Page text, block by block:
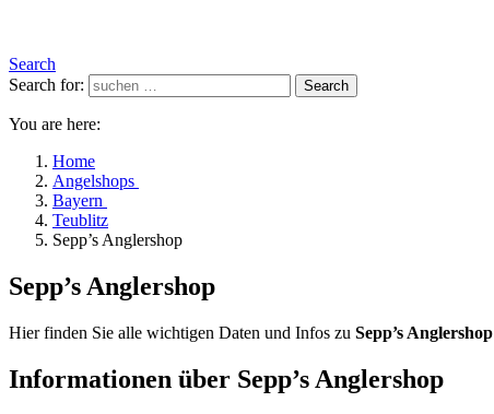
Search
Search for:
Search
You are here:
Home
Angelshops
Bayern
Teublitz
Sepp’s Anglershop
Sepp’s Anglershop
Hier finden Sie alle wichtigen Daten und Infos zu Sepp’s Anglershop
Informationen über Sepp’s Anglershop